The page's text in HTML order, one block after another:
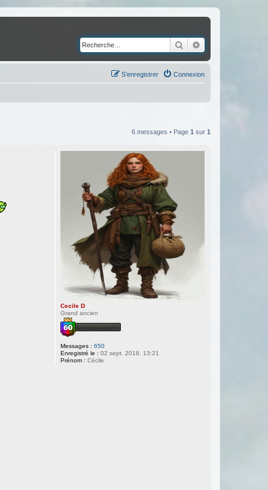
Rechercher
Connexion
S’enregistrer
6 messages • Page 1 sur 1
Cecile D
Grand ancien
Messages : 650
Enregistré le : 02 sept. 2018, 13:21
Prénom : Cécile